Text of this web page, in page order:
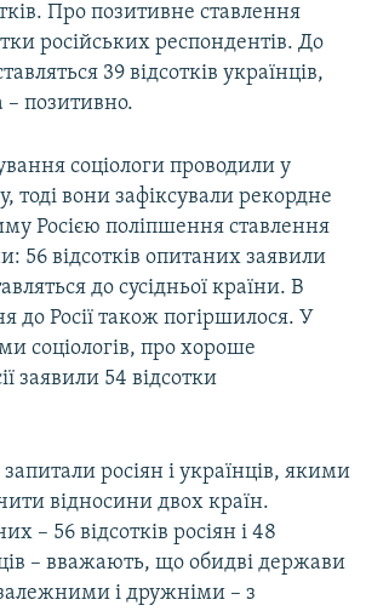
Про позитивне ставлення
російських респондентів. До
39 відсотків українців,
позитивно.
соціологи проводили у
тоді вони зафіксували рекордне
Росією поліпшення ставлення
56 відсотків опитаних заявили
до сусідньої країни. В
до Росії також погіршилося. У
соціологів, про хороше
заявили 54 відсотки
росіян і українців, якими
відносини двох країн.
– 56 відсотків росіян і 48
– вважають, що обидві держави
і дружніми – з